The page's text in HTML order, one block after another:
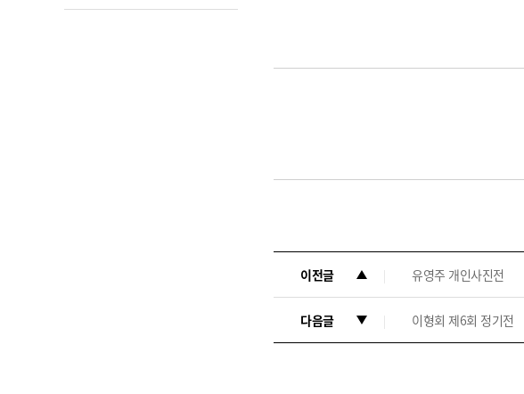
이전글 유영주 개인사진전
다음글 이형회 제6회 정기전